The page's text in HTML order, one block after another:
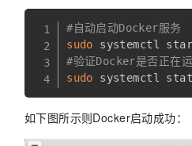
#自动启动Docker服务
sudo
#验证Docker是否正在
sudo
如下图所示则Docker启动成功：